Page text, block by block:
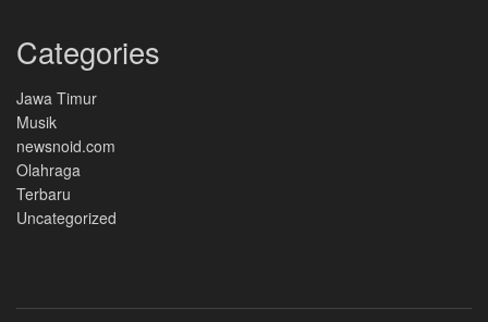
Categories
Jawa Timur
Musik
newsnoid.com
Olahraga
Terbaru
Uncategorized